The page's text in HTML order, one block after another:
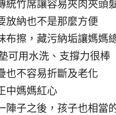
統竹席讓容易夾肉夾頭
放納也不是那麼方便
布擦，藏污納垢讓媽媽
可用水洗、支撐力很棒
也不容易折斷及老化
中媽媽紅心
陣子之後，孩子也相當